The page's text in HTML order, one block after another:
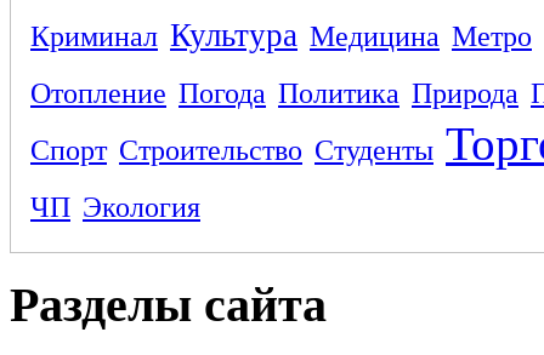
Криминал Культура Медицина Метро
Отопление Погода Политика Природа
Спорт Строительство Студенты
ЧП Экология
Разделы сайта